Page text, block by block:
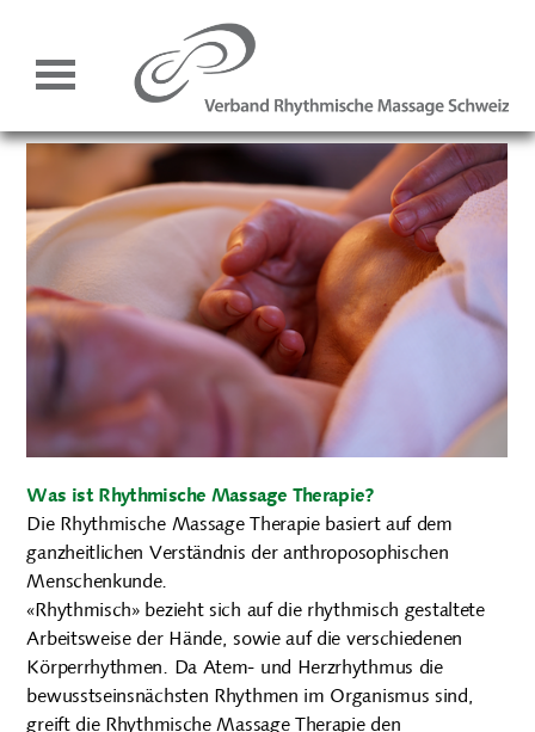
Was ist Rhythmische Massage Therapie?
Die Rhythmische Massage Therapie basiert auf dem
ganzheitlichen Verständnis der anthroposophischen
Menschenkunde.
«Rhythmisch» bezieht sich auf die rhythmisch gestaltete
Arbeitsweise der Hände, sowie auf die verschiedenen
Körperrhythmen. Da Atem- und Herzrhythmus die
bewusstseinsnächsten Rhythmen im Organismus sind,
greift die Rhythmische Massage Therapie den